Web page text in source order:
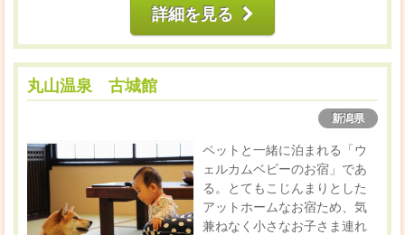
詳細を見る
丸山温泉 古城館
新潟県
ペットと一緒に泊まれる「ウ
ェルカムベビーのお宿」であ
る。とてもこじんまりとした
アットホームなお宿ため、気
兼ねなく小さなお子さま連れ